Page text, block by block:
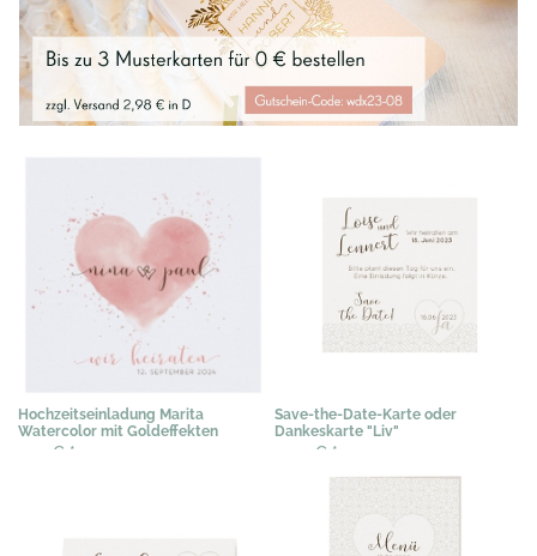
Hochzeitseinladung Marita
Watercolor mit Goldeffekten
2,19 € *
Save-the-Date-Karte oder
Dankeskarte "Liv"
0,50 € *